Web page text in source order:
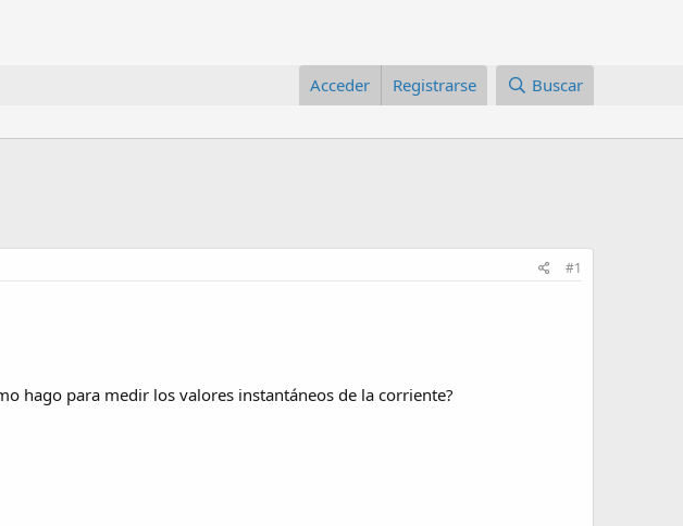
Acceder Registrarse Buscar
#1
hago para medir los valores instantáneos de la corriente?